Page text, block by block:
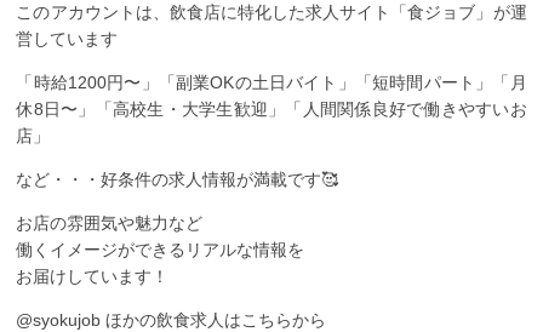
このアカウントは、飲食店に特化した求人サイト「食ジョブ」が運
営しています
「時給1200円〜」「副業OKの土日バイト」「短時間パート」「月
休8日〜」「高校生・大学生歓迎」「人間関係良好で働きやすいお
店」
など・・・好条件の求人情報が満載です🥰
お店の雰囲気や魅力など
働くイメージができるリアルな情報を
お届けしています！
@syokujob ︎ほかの飲食求人はこちらから